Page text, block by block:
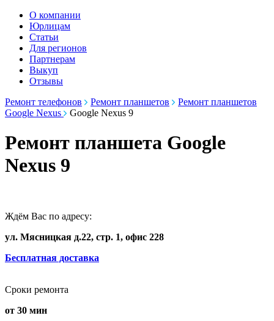
О компании
Юрлицам
Статьи
Для регионов
Партнерам
Выкуп
Отзывы
Ремонт телефонов
Ремонт планшетов
Ремонт планшетов
Google Nexus
Google Nexus 9
Ремонт планшета Google
Nexus 9
Ждём Вас по адресу:
ул. Мясницкая д.22, стр. 1, офис 228
Бесплатная доставка
Сроки ремонта
от 30 мин